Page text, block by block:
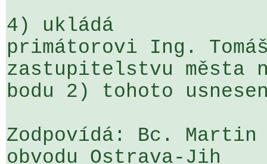
4) ukládá
primátorovi Ing.
zastupitelstvu města
bodu 2) tohoto
Zodpovídá: Bc. Martin
obvodu Ostrava-Jih